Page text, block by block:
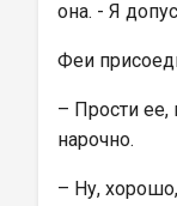
она. - Я
Феи
– Прости ее,
нарочно.
– Ну,